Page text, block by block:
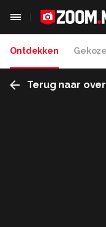
Ontdekken
Terug naar